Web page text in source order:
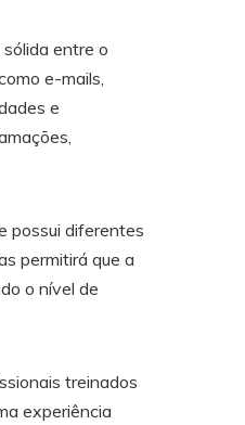
entre o
e-mails,
e
possui diferentes
permitirá que a
o nível de
treinados
experiência